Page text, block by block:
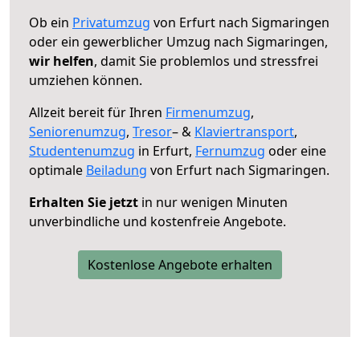
Ob ein Privatumzug von Erfurt nach Sigmaringen
oder ein gewerblicher Umzug nach Sigmaringen,
wir helfen, damit Sie problemlos und stressfrei
umziehen können.
Allzeit bereit für Ihren Firmenumzug,
Seniorenumzug, Tresor– & Klaviertransport,
Studentenumzug in Erfurt, Fernumzug oder eine
optimale Beiladung von Erfurt nach Sigmaringen.
Erhalten Sie jetzt in nur wenigen Minuten
unverbindliche und kostenfreie Angebote.
Kostenlose Angebote erhalten